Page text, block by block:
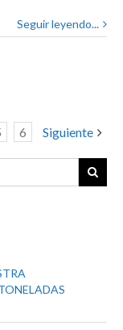
Seguir leyendo...
6 Siguiente